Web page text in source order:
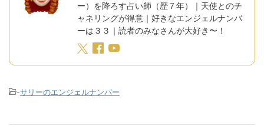
ー）を降ろす占い師（歴７年）｜天使とのチ
ャネリングが得意｜好きなエンジェルナンバ
ーは３３｜読者のみなさんが大好き〜！
-サリーのエンジェルナンバー